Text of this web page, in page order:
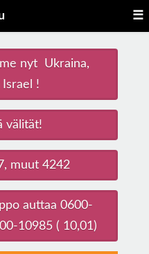
☰
nyt Ukraina,
Israel !
välität!
muut 4242
auttaa 0600-
10985 ( 10,01)